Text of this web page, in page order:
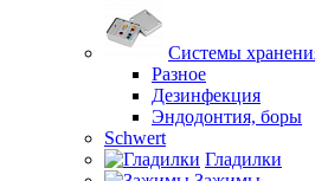
Системы
Разное
Дезинфекция
Эндодонтия, боры
Schwert
Гладилки